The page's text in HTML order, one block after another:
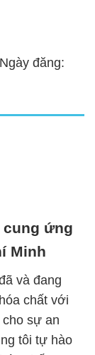
đăng:
cung ứng
Minh
và đang
chất với
sự an
tôi tự hào